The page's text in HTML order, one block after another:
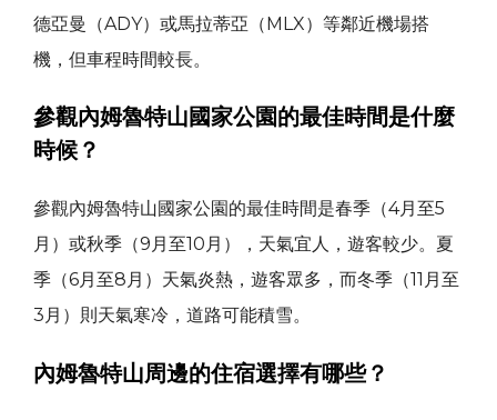
德亞曼（ADY）或馬拉蒂亞（MLX）等鄰近機場搭
機，但車程時間較長。
參觀內姆魯特山國家公園的最佳時間是什麼
時候？
參觀內姆魯特山國家公園的最佳時間是春季（4月至5
月）或秋季（9月至10月），天氣宜人，遊客較少。夏
季（6月至8月）天氣炎熱，遊客眾多，而冬季（11月至
3月）則天氣寒冷，道路可能積雪。
內姆魯特山周邊的住宿選擇有哪些？